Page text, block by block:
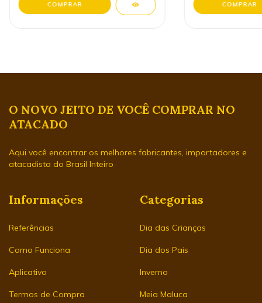
O NOVO JEITO DE VOCÊ COMPRAR NO
ATACADO
Aqui você encontrar os melhores fabricantes, importadores e
atacadista do Brasil Inteiro
Informações
Referências
Como Funciona
Aplicativo
Termos de Compra
Categorias
Dia das Crianças
Dia dos Pais
Inverno
Meia Maluca